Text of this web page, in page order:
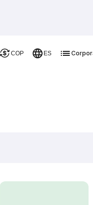
COP ES